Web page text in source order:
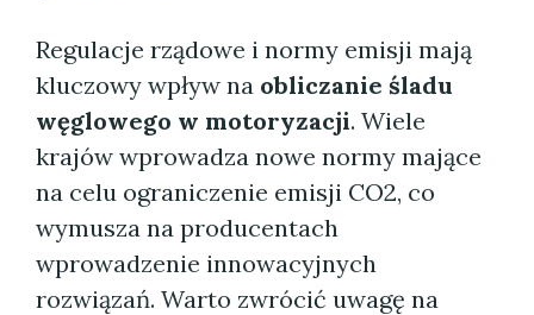
Regulacje rządowe i normy emisji mają
kluczowy wpływ na obliczanie śladu
węglowego w motoryzacji. Wiele
krajów wprowadza nowe normy mające
na celu ograniczenie emisji CO2, co
wymusza na producentach
wprowadzenie innowacyjnych
rozwiązań. Warto zwrócić uwagę na